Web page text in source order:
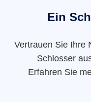
Ein
Vertrauen Sie Ihre
Schlosser
Erfahren Sie